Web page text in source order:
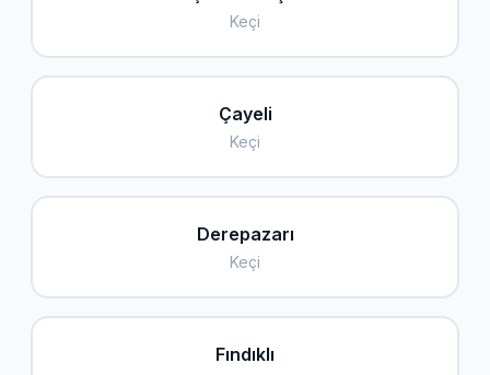
Keçi
Çayeli
Keçi
Derepazarı
Keçi
Fındıklı